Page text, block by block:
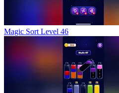
Magic Sort Level 46